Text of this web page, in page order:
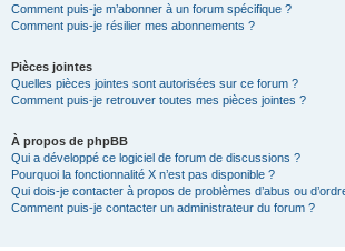
Comment puis-je m’abonner à un forum spécifique ?
Comment puis-je résilier mes abonnements ?
Pièces jointes
Quelles pièces jointes sont autorisées sur ce forum ?
Comment puis-je retrouver toutes mes pièces jointes ?
À propos de phpBB
Qui a développé ce logiciel de forum de discussions ?
Pourquoi la fonctionnalité X n’est pas disponible ?
Qui dois-je contacter à propos de problèmes d’abus ou
Comment puis-je contacter un administrateur du forum ?